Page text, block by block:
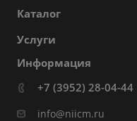
Каталог
Услуги
Информация
+7 (3952) 28-04-44
info@niicm.ru